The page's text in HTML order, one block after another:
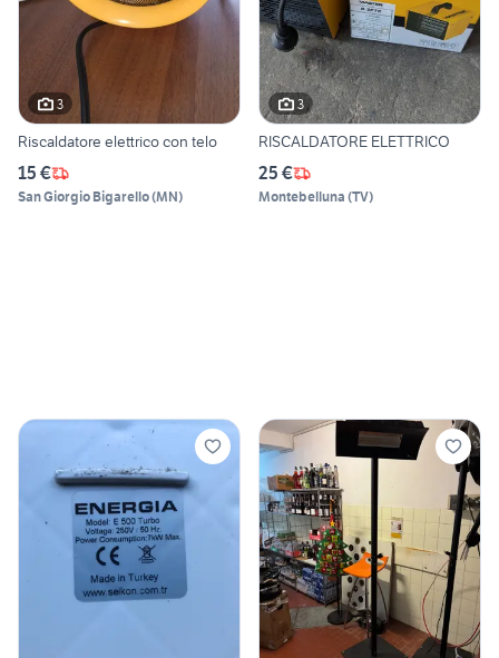
3
Riscaldatore elettrico con telo
15 €
San Giorgio Bigarello(MN)
3
RISCALDATORE ELETTRICO
25 €
Montebelluna (TV)